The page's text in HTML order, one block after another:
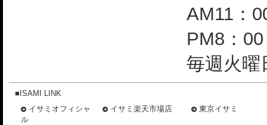
AM11：
PM8：
毎週火曜
■ISAMI LINK
イサミオフィシャ
ル
イサミ楽天市場店 東京イサミ